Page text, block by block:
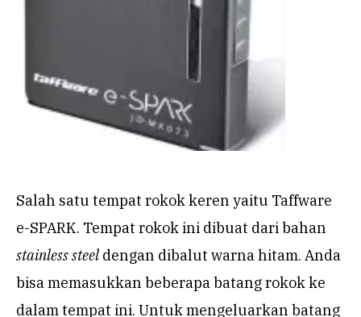
Salah satu tempat rokok keren yaitu Taffware
e-SPARK. Tempat rokok ini dibuat dari bahan
stainless steeldengan dibalut warna hitam. Anda
bisa memasukkan beberapa batang rokok ke
dalam tempat ini. Untuk mengeluarkan batang